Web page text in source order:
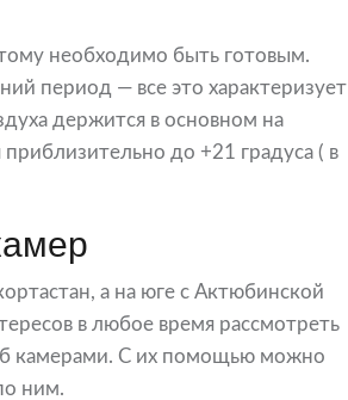
необходимо быть готовым.
период — все это характеризует
держится в основном на
до +21 градуса ( в
а на юге с Актюбинской
в любое время рассмотреть
камерами. С их помощью можно
ним.